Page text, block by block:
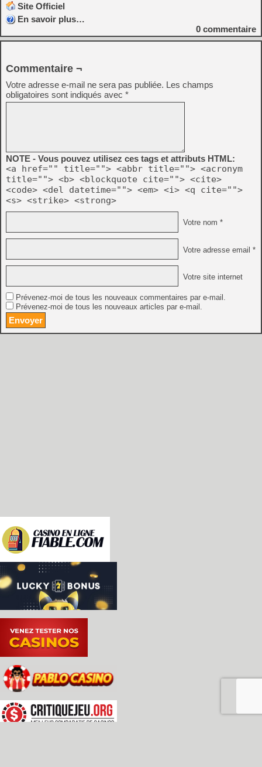
Site Officiel
En savoir plus…
0 commentaire
Commentaire ¬
Votre adresse e-mail ne sera pas publiée. Les champs
obligatoires sont indiqués avec *
NOTE - Vous pouvez utilisez ces tags et attributs HTML:
<a href="" title=""> <abbr title=""> <acronym
title=""> <b> <blockquote cite=""> <cite>
<code> <del datetime=""> <em> <i> <q cite="">
<s> <strike> <strong>
Votre nom *
Votre adresse email *
Votre site internet
Prévenez-moi de tous les nouveaux commentaires par e-mail.
Prévenez-moi de tous les nouveaux articles par e-mail.